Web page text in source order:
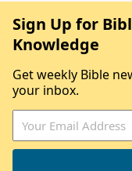
Sign Up for
Knowledge
Get weekly Bible
your inbox.